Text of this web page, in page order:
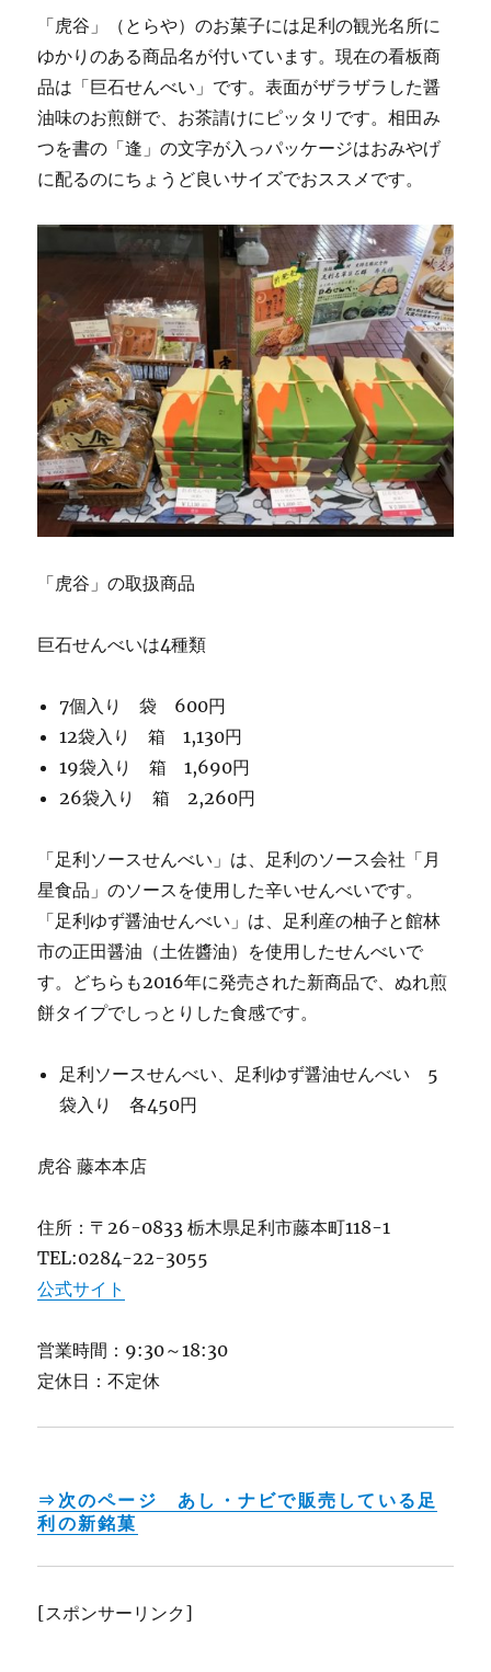
「虎谷」（とらや）のお菓子には足利の観光名所に
ゆかりのある商品名が付いています。現在の看板商
品は「巨石せんべい」です。表面がザラザラした醤
油味のお煎餅で、お茶請けにピッタリです。相田み
つを書の「逢」の文字が入っパッケージはおみやげ
に配るのにちょうど良いサイズでおススメです。
「虎谷」の取扱商品
巨石せんべいは4種類
7個入り 袋 600円
12袋入り 箱 1,130円
19袋入り 箱 1,690円
26袋入り 箱 2,260円
「足利ソースせんべい」は、足利のソース会社「月
星食品」のソースを使用した辛いせんべいです。
「足利ゆず醤油せんべい」は、足利産の柚子と館林
市の正田醤油（土佐醬油）を使用したせんべいで
す。どちらも2016年に発売された新商品で、ぬれ煎
餅タイプでしっとりした食感です。
足利ソースせんべい、足利ゆず醤油せんべい 5
袋入り 各450円
虎谷 藤本本店
住所：〒26-0833 栃木県足利市藤本町118-1
TEL:0284-22-3055
公式サイト
営業時間：9:30～18:30
定休日：不定休
⇒次のページ あし・ナビで販売している足
利の新銘菓
[スポンサーリンク]